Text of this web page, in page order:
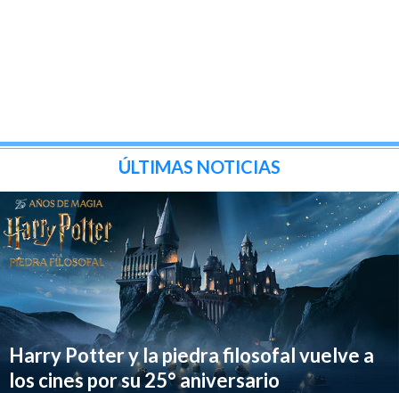
ÚLTIMAS NOTICIAS
Harry Potter y la piedra filosofal vuelve a
los cines por su 25° aniversario